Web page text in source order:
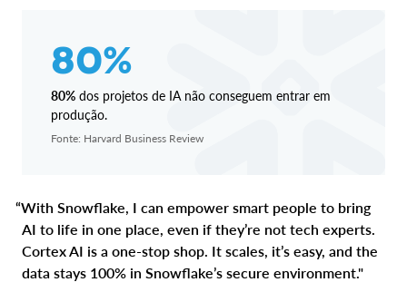
80%
80% dos projetos de IA não conseguem entrar em
produção.
Fonte: Harvard Business Review
“With Snowflake, I can empower smart people to bring
AI to life in one place, even if they’re not tech experts.
Cortex AI is a one-stop shop. It scales, it’s easy, and the
data stays 100% in Snowflake’s secure environment."